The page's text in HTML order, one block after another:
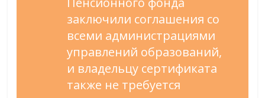
заключили соглашения со
всеми администрациями
управлений образований,
и владельцу сертификата
также не требуется